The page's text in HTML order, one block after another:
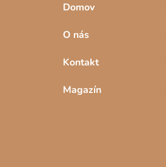
Domov
O nás
Kontakt
Magazín